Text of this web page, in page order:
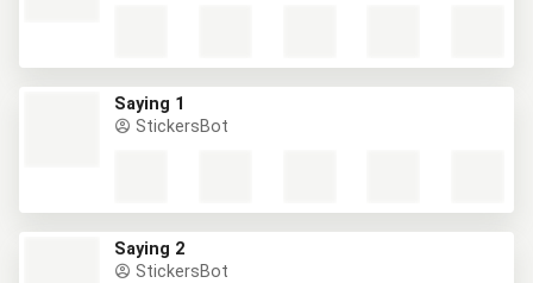
Saying 1
StickersBot
Saying 2
StickersBot